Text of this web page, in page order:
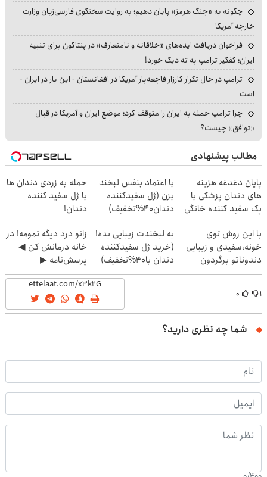
چگونه به «جنگ هرمز» پایان دهیم؛ به روایت سخنگوی فارسی‌زبان وزارت
خارجه آمریکا
فراخوان دریافت ایده‌های «خلاقانه و نامتعارف» در پنتاگون برای تنبیه
ایران؛ کفگیر ترامپ به ته دیگ خورد!
ترامپ در حال تکرار کارزار فاجعه‌بار آمریکا در افغانستان - این بار در ایران -
است
چرا ترامپ حمله به ایران را متوقف کرد؛ موضع ایران و آمریکا در قبال
«توافق» چیست؟
مطالب پیشنهادی
پایان دغدغه هزینه
های دندان پزشکی با
پک سفید کننده خانگی
با اعتماد بنفس لبخند
بزن (ژل سفیدکننده
دندان40%تخفیف)
حمله به زردی دندان ها
با ژل سفید کننده
دندان!
با این روش توی
خونه،سفیدی و زیبایی
دندوناتو برگردون
(40%off)
به لبخندت زیبایی بده!
(خرید ژل سفیدکننده
دندان با40%تخفیف)
زانو درد دیگه تمومه! در
خانه درمانش کن ◀
پرسش‌نامه ▶
۱ ۰
شما چه نظری دارید؟